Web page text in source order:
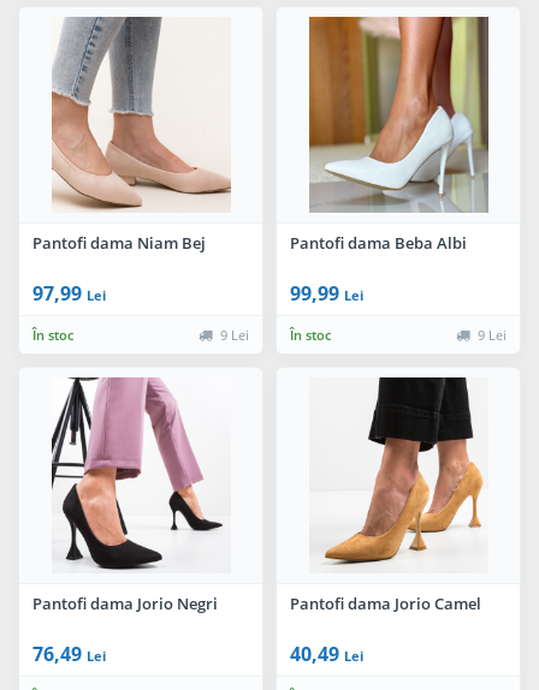
Pantofi dama Niam Bej
97,99 Lei
În stoc 9 Lei
Pantofi dama Beba Albi
99,99 Lei
În stoc 9 Lei
Pantofi dama Jorio Negri
76,49 Lei
Pantofi dama Jorio Camel
40,49 Lei